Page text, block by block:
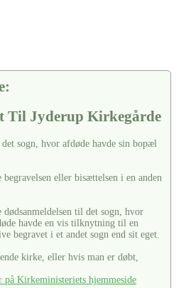
Til Jyderup Kirkegårde
sogn, hvor afdøde havde sin bopæl
eller bisættelsen i en anden
til det sogn, hvor
havde en vis tilknytning til en
begravet i et andet sogn end sit eget.
kirke, eller hvis man er døbt,
Kirkeministeriets hjemmeside